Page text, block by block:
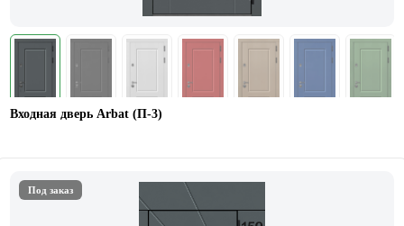
Входная дверь Arbat (П-3)
Под заказ